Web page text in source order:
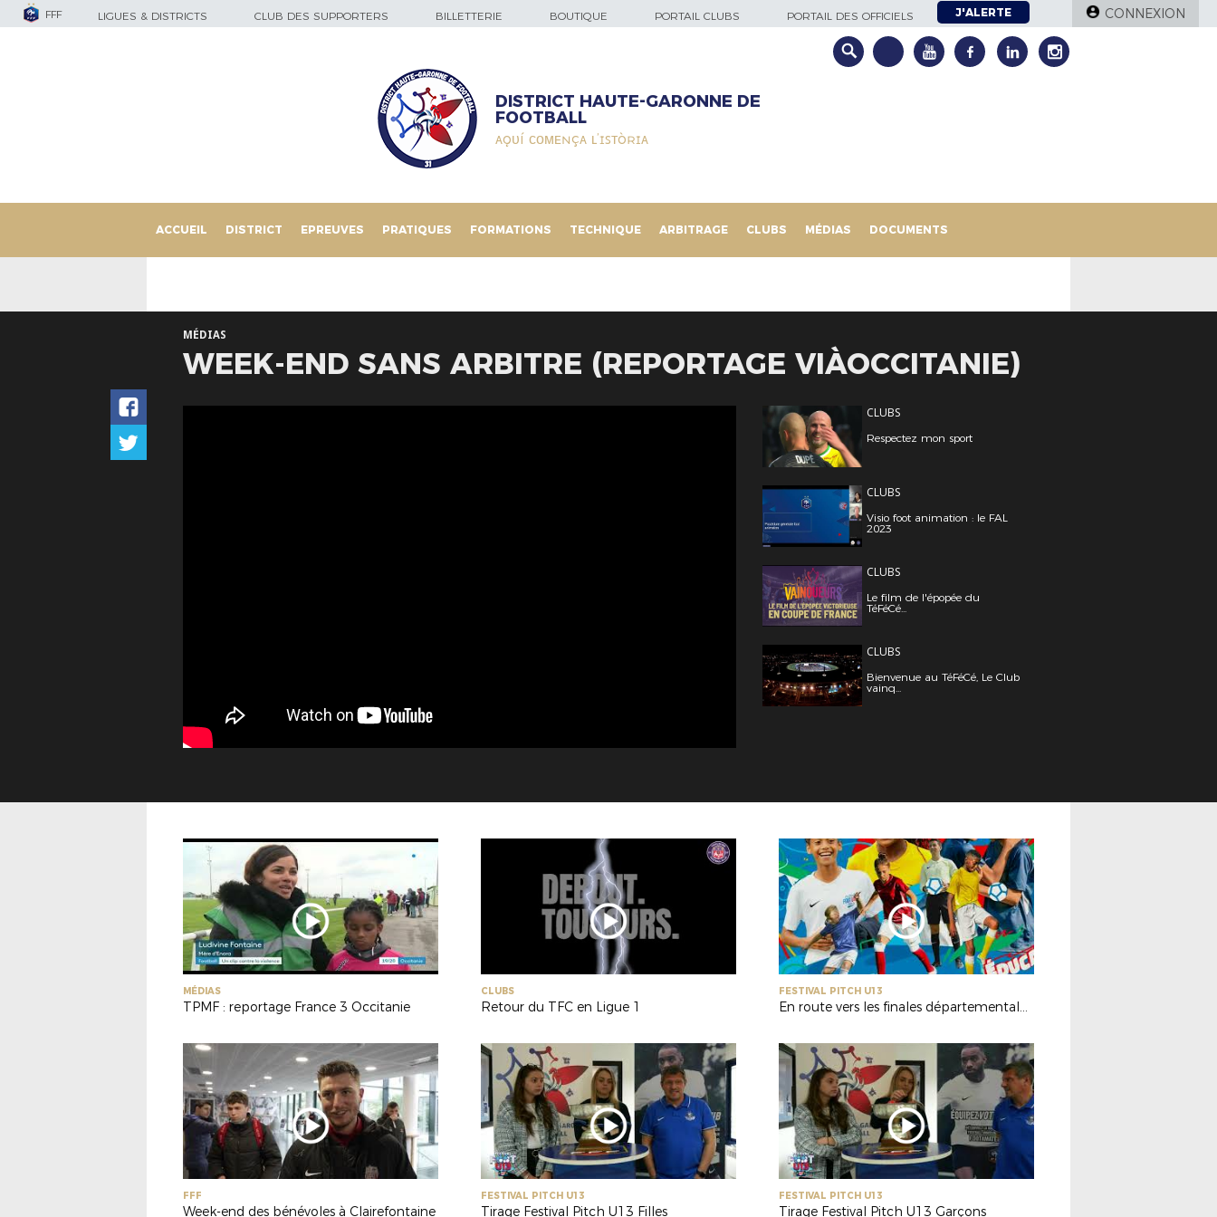
FFF LIGUES & DISTRICTS CLUB DES SUPPORTERS BILLETTERIE BOUTIQUE PORTAIL CLUBS PORTAIL DES OFFICIELS J'ALERTE CONNEXION
DISTRICT HAUTE-GARONNE DE
FOOTBALL
ᴀǫᴜí ᴄᴏᴍᴇɴçᴀ ʟ’ɪꜱᴛòʀɪᴀ
ACCUEIL DISTRICT EPREUVES PRATIQUES FORMATIONS TECHNIQUE ARBITRAGE CLUBS MÉDIAS DOCUMENTS
MÉDIAS
WEEK-END SANS ARBITRE (REPORTAGE VIÀOCCITANIE)
CLUBS
Respectez mon sport
CLUBS
Visio foot animation : le FAL
2023
CLUBS
Le film de l'épopée du
TéFéCé...
CLUBS
Bienvenue au TéFéCé, Le Club
vainq...
MÉDIAS
TPMF : reportage France 3 Occitanie
CLUBS
Retour du TFC en Ligue 1
FESTIVAL PITCH U13
En route vers les finales départementales du Festival Foot U13 Pitch !
FFF
Week-end des bénévoles à Clairefontaine
FESTIVAL PITCH U13
Tirage Festival Pitch U13 Filles
FESTIVAL PITCH U13
Tirage Festival Pitch U13 Garçons